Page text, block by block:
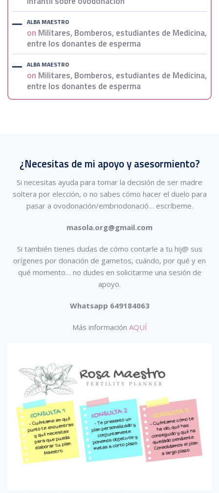
ALBA MAESTRO
on Militares, Bomberos, estudiantes de Medicina,
entre los donantes de esperma
ALBA MAESTRO
on Militares, Bomberos, estudiantes de Medicina,
entre los donantes de esperma
¿Necesitas de mi apoyo y asesormiento?
Si necesitas ayuda para tomar la decisión de ser madre
soltera por elección, o no sabes cómo hacer el duelo para
pasar a ovodonación/embriodonació… escríbeme.
masola.org@gmail.com
Si también tienes dudas de cómo contarle a tu hij@ sus
orígenes por donación de gametos, cuándo, por qué y en
qué momento… no dudes en solicitarme una sesión de
apoyo.
Whatsapp 649184063
Más información AQUÍ